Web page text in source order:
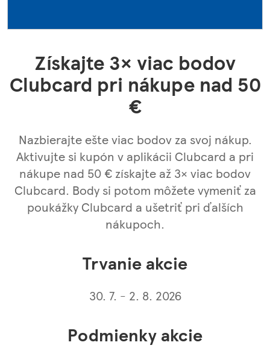
Získajte 3× viac bodov
Clubcard pri nákupe nad 50
€
Nazbierajte ešte viac bodov za svoj nákup.
Aktivujte si kupón v aplikácii Clubcard a pri
nákupe nad 50 € získajte až 3× viac bodov
Clubcard. Body si potom môžete vymeniť za
poukážky Clubcard a ušetriť pri ďalších
nákupoch.
Trvanie akcie
30. 7. - 2. 8. 2026
Podmienky akcie